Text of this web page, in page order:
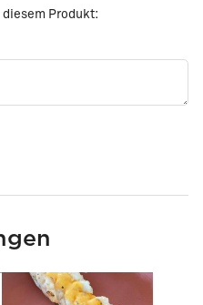
diesem Produkt: